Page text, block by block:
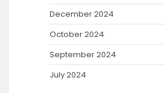
December 2024
October 2024
September 2024
July 2024